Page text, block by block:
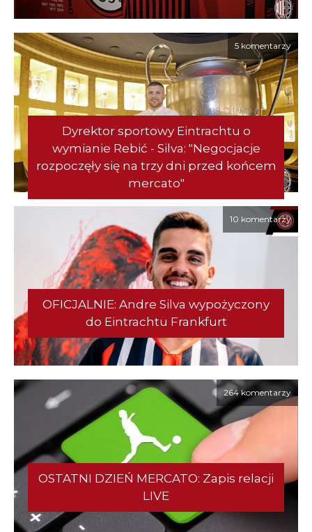
5 komentarzy
Dyrektor sportowy Eintrachtu o
wymianie Rebić - Silva: "Negocjacje
rozpoczęły się na trzy dni przed końcem
mercato"
10 komentarzy
OFICJALNIE: Andre Silva wypożyczony
do Eintrachtu Frankfurt
264 komentarzy
OSTATNI DZIEŃ MERCATO: Zapis relacji
LIVE